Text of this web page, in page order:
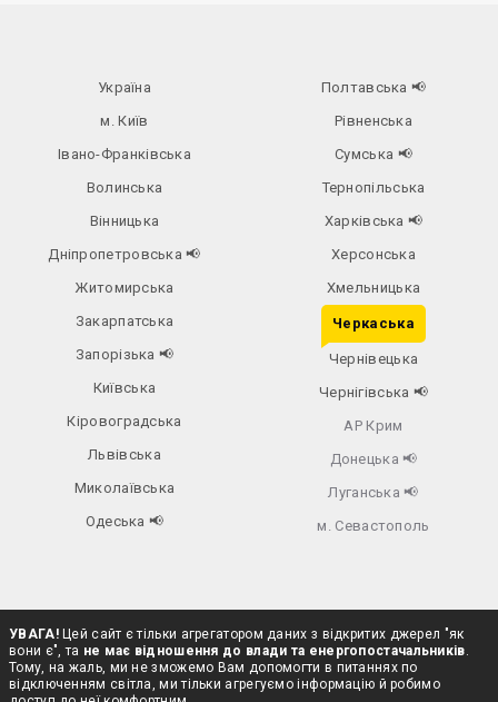
Україна
м. Київ
Івано-Франківська
Волинська
Вінницька
Дніпропетровська📢
Житомирська
Закарпатська
Запорізька 📢
Київська
Кіровоградська
Львівська
Миколаївська
Одеська📢
Полтавська 📢
Рівненська
Сумська 📢
Тернопільська
Харківська 📢
Херсонська
Хмельницька
Черкаська
Чернівецька
Чернігівська 📢
АР Крим
Донецька 📢
Луганська 📢
м. Севастополь
УВАГА!Цей сайт є тільки агрегатором даних з відкритих джерел "як
вони є", та не має відношення до влади та енергопостачальників.
Тому, на жаль, ми не зможемо Вам допомогти в питаннях по
відключенням світла, ми тільки агрегуємо інформацію й робимо